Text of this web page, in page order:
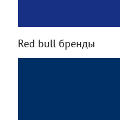
Red bull бренды